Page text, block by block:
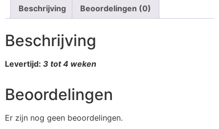
Beschrijving Beoordelingen (0)
Beschrijving
Levertijd: 3 tot 4 weken
Beoordelingen
Er zijn nog geen beoordelingen.